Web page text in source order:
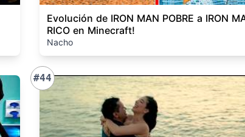
Evolución de IRON MAN POBRE a IRON
RICO en Minecraft!
Nacho
#44